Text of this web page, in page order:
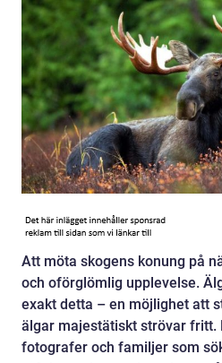
Att möta skogens konung på
och oförglömlig upplevelse.
exakt detta – en möjlighet att
älgar majestätiskt strövar fritt.
fotografer och familjer som